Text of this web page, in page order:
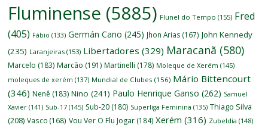
Fluminense (5885) Flunel do Tempo (155) Fred
(405) Fábio (133) Germán Cano (245) Jhon Arias (167) John Kennedy
(235) Laranjeiras (153) Libertadores (329) Maracanã (580)
Marcelo (183) Marcão (191) Martinelli (178) Moleque de Xerém (145)
moleques de xerém (137) Mundial de Clubes (156) Mário Bittencourt
(346) Nenê (183) Nino (241) Paulo Henrique Ganso (262) Samuel
Xavier (141) Sub-17 (145) Sub-20 (180) Superliga Feminina (135) Thiago Silva
(208) Vasco (168) Vou Ver O Flu Jogar (184) Xerém (316) Zubeldía (148)